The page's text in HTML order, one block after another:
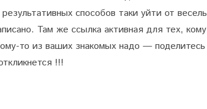
б
ж
д
способов таки уйти от
Там же ссылка активная для тех,
то из ваших знакомых надо —
!!!